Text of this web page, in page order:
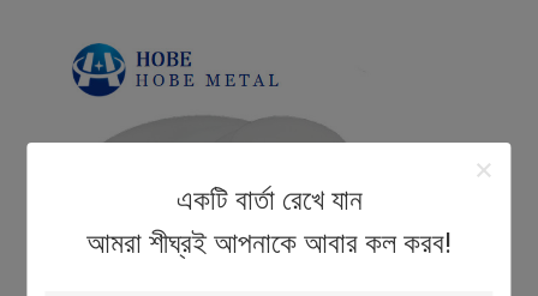
একটি বার্তা রেখে যান
আমরা শীঘ্রই আপনাকে আবার কল করব!